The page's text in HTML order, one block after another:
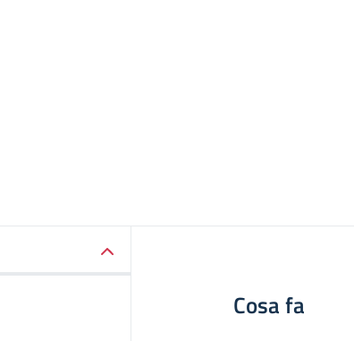
Cosa fa